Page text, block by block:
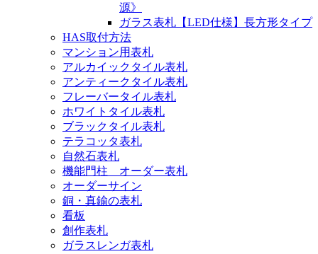
源》
ガラス表札【LED仕様】長方形タイプ
HAS取付方法
マンション用表札
アルカイックタイル表札
アンティークタイル表札
フレーバータイル表札
ホワイトタイル表札
ブラックタイル表札
テラコッタ表札
自然石表札
機能門柱 オーダー表札
オーダーサイン
銅・真鍮の表札
看板
創作表札
ガラスレンガ表札